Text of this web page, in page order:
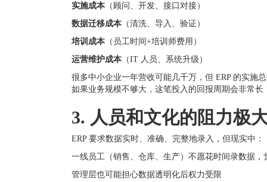
实施成本 （顾问、开发、接口对接）
数据迁移成本 （清洗、导入、验证）
培训成本 （员工时间+培训师费用）
运营维护成本 （IT 人员、系统升级）
很多中小企业一年营收可能几千万，但 ERP 的实施
如果业务规模不够大，这笔投入的回报周期会非常长
3. 人员和文化的阻力极
ERP 要求数据实时、准确、完整地录入，但现实中：
一线员工（销售、仓库、生产）不愿花时间录数据，
管理层也可能担心数据透明化后权力受限